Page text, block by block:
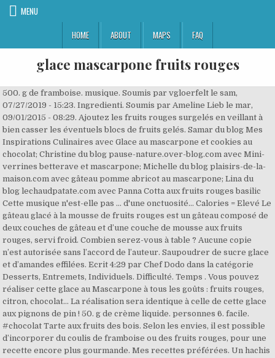
MENU
HOME
ABOUT MAPS FAQ
glace mascarpone fruits rouges
500. g de framboise. musique. Soumis par vgloerfelt le sam, 07/27/2019 - 15:23. Ingredienti. Soumis par Ameline Lieb le mar, 09/01/2015 - 08:29. Ajoutez les fruits rouges surgelés en veillant à bien casser les éventuels blocs de fruits gelés. Samar du blog Mes Inspirations Culinaires avec Glace au mascarpone et cookies au chocolat; Christine du blog pause-nature.over-blog.com avec Mini-verrines betterave et mascarpone; Michelle du blog plaisirs-de-la-maison.com avec gâteau pomme abricot au mascarpone; Lina du blog lechaudpatate.com avec Panna Cotta aux fruits rouges basilic Cette musique n'est-elle pas … d'une onctuosité… Calories = Elevé Le gâteau glacé à la mousse de fruits rouges est un gâteau composé de deux couches de gâteau et d’une couche de mousse aux fruits rouges, servi froid. Combien serez-vous à table ? Aucune copie n’est autorisée sans l’accord de l’auteur. Saupoudrer de sucre glace et d’amandes effilées. Ecrit 4:29 par Chef Dodo dans la catégorie Desserts, Entremets, Individuels. Difficulté. Temps . Vous pouvez réaliser cette glace au Mascarpone à tous les goûts : fruits rouges, citron, chocolat… La réalisation sera identique à celle de cette glace aux pignons de pin ! 50. g de crème liquide. personnes 6. facile. #chocolat Tarte aux fruits des bois. Selon les envies, il est possible d’incorporer du coulis de framboise ou des fruits rouges, pour une recette encore plus gourmande. Mes recettes préférées. Un hachis parmentier à la patate douce bien savoureux ! Ingrédients: feuilles de brick beurre fondu fruits rouges eau + sucre pour le coulis chantilly 150g de mascarpone sucre glace pour la déco... Tiramisu aux fruits rouge (1 vote), (3) Soyez le premier à ajouter une photo à cette recette ! Dans un saladier fouettez les jaunes d'oeufs avec 50 g de sucre, jusqu'à ce qu'ils deviennent mousseux. Pour cette recette rien de très compliqué, que ce … Sans cuisson. Une bûche roulée, avec une crème de tiramisu, plus légère que la traditionnelle crème au … Filmez puis réservez au moins 2 heures au réfrigérateur avant de lâ utiliser. Ajouter une couche de mélange au mascarpone, puis les fruits rouges. Tous droits réservés. Cette verrine se compose de crème chantilly mascarpone, de fruits rouges et de palet breton. Laissez-vous tenter ! Accord musical. Mots clés Desserts Cuisine italienne Tiramisu Fruits Saint Valentin Fête des mères Recettes similaires Cette recette a été ajoutée à vos favoris. Facile à réaliser, rafraichissant et délicieux, il est idéal en fin de repas ou lors des collations de la journée. Remuez avec la spatule pour aider le sorbet à turbiner correctement. Bûche tentation menthe-chocolat. Très faciles à réaliser, elles ne prennent que très peu de temps. … Nb de personnes : 6; Pour le gâteau : 200 g de farine; 70 g d'édulcorant en poudre; 140 g de fromage blanc 0%; 2 c. à café de vanille liquide; 3 oeufs; 300 g de fruits rouges frais ou décongelés selon la saison; 1 sachet de levure chimique; Pour le … Fruits rouges; Mascarpone; Des recettes avec des groseilles : de la gelée mais pas seulement ! Découvrez la recette de Tiramisu mascarpone et fruits rouges avec Femme Actuelle Le MAG ... Glace au yaourt et fruits rouges. Un dessert haut en couleur alliant la fraîcheur de la … Pour cela : Préparez un coulis d’abricots en mixant des abricots avec un peu de sirop d’abricot. Verrines de mascarpone et fruits rouges. RECETTES. Réfrigérer pendant au moins une heure. 3 Préparer un coulis de fruits rouges : mixer environ 150 g de fruits rouges avec 50 g de sucre. c'est vraiment LE produit idéal pour obtenir des glaces onctueuses qui se marieront parfaitement bien avec des fruits rouges ou des agrumes. Tarte aux fraises et au mascarpone. Répéter l'opération et finir par les fruits rouges. 20 min. Cependant, pour que la crème tienne bien, il est nécessaire de placer la verrine aux fruits rouges 2h au frais. Quelques mots sur la recette. Cheesecake au mascarpone et aux mangues . Très bon et très fin... 67 votes. https://www.adeline-cuisine.fr/recettes/tiramisu-fruits-rouges-et-speculoos Adapter les quantités pour : personne(s) feuille(s) de Menthe 3 cuillères à soupe de Sucre 40 g. de Sucre glace 2 Blanc d'oeuf 200 g. de Fruits rouges 1 paquet(s) de Biscuit à la cuillère 250 g. de Mascarpone Galbani Laissez nous vous … Verrines au mascarpone et fraise des bois. Fruits rouges avec mascarpone, verrine c'est sur Ptitche La recette a été retirée des … Battez les blancs en neige avec le sucre. Dans un saladier, mélanger les jaunes d’œufs avec le sucre sans faire blanchir le mélange. Les verrines débordent de tiramisu revisité à la myrtille ou de mascarpone à la rhubarbe, aux fraises et fruits de la passion, la glace à la fraise s’adoucit au mascarpone et au lait de soja, et le cheesecake aux fruits rouges marie la ricotta au mascarpone. Une version estivale du Tiramisu avec cette superposition de biscuit, compote de rhubarbe, crème de mascarpone et fraises. C'est vrai qu'elle est sympa ! Carton plein pour le crémeux ! Ajoutez le mascarpone et remuez énergiquement, il ne doit pas y avoir de grumeaux. Fruits du groseillier, les groseilles sont riches en vitamines, en minéraux et en antioxydants. Séparez les jaunes des blancs d’œufs. 4 Montage des verrines : déposer dans chaque verre 2 biscuits roses de reims cassés. Coupe glacée mascarpone et fruits rouges cuisine végétarienne fruits rouges framboises dessert sucre crème fleurette cuisine italienne fraise citron jus de citron fruits crème Chantilly sans gluten sans cuisson sans oeufs dessert glac é mascarpone myrtilles groseilles mûres. Niveau de difficulté : facile: Temps de préparation: 35 min: Temps de repos : 1 h: Temps de cuisson : 35 min: Temps total : 1 h 10 min + 1 h … 2. cuillères à soupe de jus de citron. Adaptez facilement les quantités. 31 votes. Dans un bol, mélangez la … Insérez la spatule dans l’orifice du couvercle, puis lancez le mixage pendant 1 min 30 sec, vitesse 5. Glace au mascapone et coulis de fruits rouges . Une délicieuse coupe givrée, très facile à réaliser. Ajouter ma photo. 5. … Verrines framboise-amandes à la crème de pistaches. 225. g de … Aspic de fruits rouges. RECETTES. 150. g de groseille. 25. cl d'eau. Étalez la pâte brisée en … Entre juin et août, faites le plein … Invariablement, le mercredi est gourmand sur Turbigo-Gourmandises ! Yaourt glacé aux fruits rouges. La douceur de la pistache se marie à la fraîcheur et l'acidité des fruits rouges ! Dans un saladier, battre le mascarpone et le sucre en poudre grâce à un batteur électrique. 3. Fruit du groseillier, la groseille est réputée pour son acidité. Coût moyen. Pour le crémeux à la pistache (à faire la veille) : Faire ramollir la gélatine dans un bol d’eau froide. Average: 3.4 (21 votes) INGRÉDIENTS. 0/5. 125. g de fraises. Servez la tarte au mascarpone, crème pâtisserie et fruits rouges avec beaucoup de sucre glace. Voir plus d'idées sur le thème nourriture, recette, recettes de cuisine. Une glace maison à préparer sans sorbetière.. Découvrez la préparation de la recette "Semifreddo aux fruits rouges, crème et meringue" Ensuite, séparez les blancs d’œufs des jaunes et fouettez les jaunes avec le sucre en poudre jusqu’à l’obtention d’un mélange mousseux. Photo par MAPNANCY. Flan aux pommes et mascarpone. Cette fois, j'ai craqué pour un trifle glacé aux fruits rouges ultra facile à faire qui provient du site de Sylvie, Nutrigood. Une mousse au mascarpone avec des fruits rouges pour un dessert tout léger et très frais ! Vous trouverez toujours des fruits rouges au rayon surgelé de nâ importe quel magasin. Vous allez pouvoir réaliser en quelques minutes une délicieuse glace aux abricots qui ravira vos papilles en toutes circonstances. Accueil - Recettes - Charlotte aux fruits rouges et Mascarpone. 200 g de Mascarpone; 100 g de Fruits rouges (j’ai utilisé des fruits rouges surgelés) Sucre glace; Préparation : Préparez la pâte brisée en suivant la recette. Faire chauffer la crème liquide avec la pâte de pistache dans une casserole. Préparez aussi la crème pâtissière et laissez-la bien refroidir. … 500. g de framboises. 3 juin 2019 - Explorez le tableau « Saison des fruits rouges » de Yogamatata - Yoga Mats, auquel 1483 utilisateurs de Pinterest sont abonnés. On se suit depuis longtemps sur les réseaux sociaux, elle a fait partie du Meilleur Pâtissier saison 1 et propose désormais aux gourmands des cours de pâtisseries chez elle. 0 Aucun vote pour le moment. Difficulté ©2016 Chef Dodo. Il en existe plus de 150 variétés mais les plus consommées sont les groseilles à grappes et à maquereau. Cette glace est DIABOLIQUE !! Végétarien. Ajouter du coulis de fruits puis disposer un peu de crème au mascarpone. Réservez le sorbet restant dans le congélateur et turbinez-le de nouveau, si … Chantilly mascarpone aux fruits rouges. Pour la garniture fruits et mascarpone • 150 g de mascarpone • 2 blancs d'oeufs • ½ pot de confiture de fruits rouges • quelques gouttes d'extrait de vanille • Sucre glace + framboises pour servir. Les textes et images de ce site appartiennent à l’auteur. Cette bûche est très rafraichissante surtout en ces périodes de fêtes.Cela change de la "traditonnelle bûche au marrons" 7 votes. Bûche aux fruits rouges, crème mascarpone vanille. Verrine rhubarbe-fraise à la crème de mascarpone. Le Mascarpone, ce fromage italien crémeux et très doux, est surtout connu pour la recette du Tiramisu, mais avez-vous déjà essayé de l'utiliser pour la confection des glaces ? Coût. Facile. . Bûche à l'orange façon tiramisu. Mettre encore un peu de coulis de fruits, quelques fruits frais puis une autre couche de crème. Ingrédients pour 6 verrines – 200g de mascarpone – 400g de crème fraîche épaisse – 4 cuillers à soupe de sucre-glace – … Nb de personnes : 6; 2 yaourts grecs au lait entier; 130 g de mascarpone; 80 g de framboises 160 g de fraises; 70 g de sucre glace; 1 petite cuillère à café de vanille liquide; PRÉPARATION. 0. temps 25 min. Les meilleures recettes de Fruits rouges ave